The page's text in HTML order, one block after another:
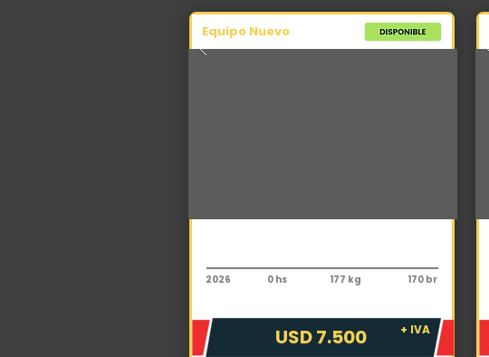
Equipo Nuevo
2026 0 hs 177 kg 170 br
USD 7.500 + IVA